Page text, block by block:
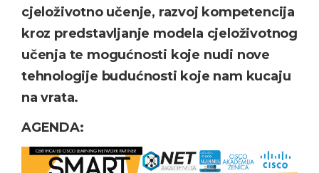
cjeloživotno učenje, razvoj kompetencija
kroz predstavljanje modela cjeloživotnog
učenja te mogućnosti koje nudi nove
tehnologije budućnosti koje nam kucaju
na vrata.
AGENDA: